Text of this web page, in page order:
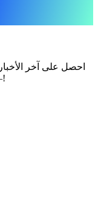
احصل على آخر
— نشرتنا الشهرية تحتوي على كل ما تحتاجه!